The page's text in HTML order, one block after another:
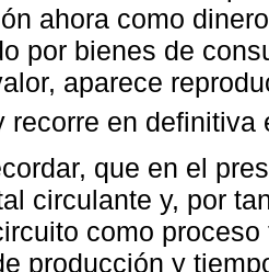
ahora como
por bienes de
aparece
recorre en definitiva
que en el
circulante y, por
como
producción y